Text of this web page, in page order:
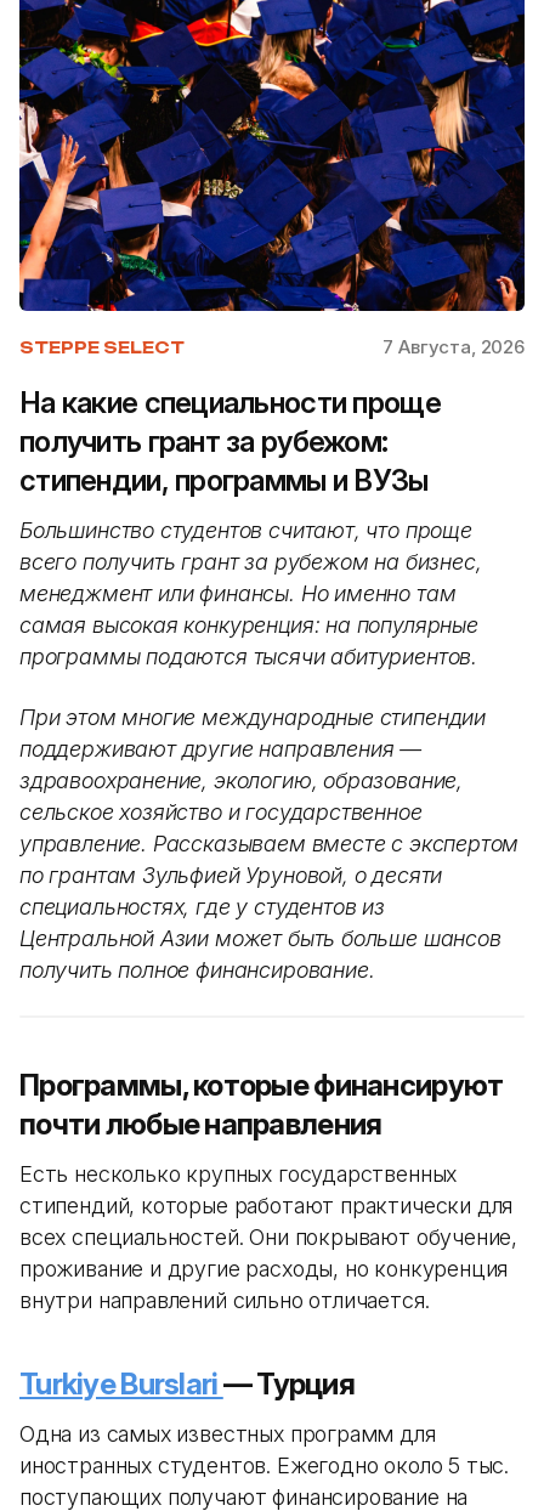
STEPPE SELECT 7 Августа, 2026
На какие специальности проще
получить грант за рубежом:
стипендии, программы и ВУЗы
Большинство студентов считают, что проще
всего получить грант за рубежом на бизнес,
менеджмент или финансы. Но именно там
самая высокая конкуренция: на популярные
программы подаются тысячи абитуриентов.
При этом многие международные стипендии
поддерживают другие направления —
здравоохранение, экологию, образование,
сельское хозяйство и государственное
управление. Рассказываем вместе с экспертом
по грантам Зульфией Уруновой, о десяти
специальностях, где у студентов из
Центральной Азии может быть больше шансов
получить полное финансирование.
Программы, которые финансируют
почти любые направления
Есть несколько крупных государственных
стипендий, которые работают практически для
всех специальностей. Они покрывают обучение,
проживание и другие расходы, но конкуренция
внутри направлений сильно отличается.
Turkiye Burslari— Турция
Одна из самых известных программ для
иностранных студентов. Ежегодно около 5 тыс.
поступающих получают финансирование на